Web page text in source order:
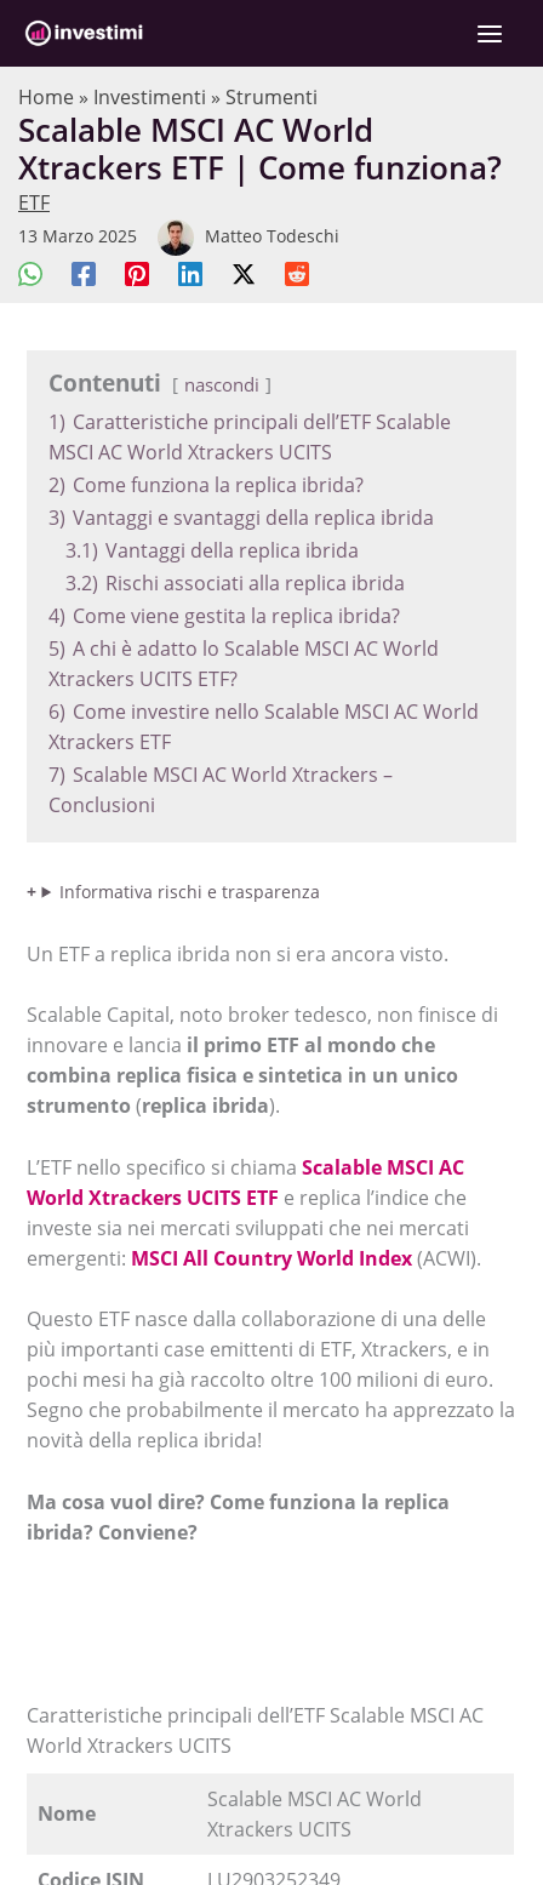
contenuto
Home » Investimenti » Strumenti
Scalable MSCI AC World
Xtrackers ETF | Come funziona?
ETF
13 Marzo 2025 Matteo Todeschi
Contenuti nascondi
1) Caratteristiche principali dell’ETF Scalable
MSCI AC World Xtrackers UCITS
2) Come funziona la replica ibrida?
3) Vantaggi e svantaggi della replica ibrida
3.1) Vantaggi della replica ibrida
3.2) Rischi associati alla replica ibrida
4) Come viene gestita la replica ibrida?
5) A chi è adatto lo Scalable MSCI AC World
Xtrackers UCITS ETF?
6) Come investire nello Scalable MSCI AC World
Xtrackers ETF
7) Scalable MSCI AC World Xtrackers –
Conclusioni
Informativa rischi e trasparenza
Un ETF a replica ibrida non si era ancora visto.
Scalable Capital, noto broker tedesco, non finisce di
innovare e lancia il primo ETF al mondo che
combina replica fisica e sintetica in un unico
strumento (replica ibrida).
L’ETF nello specifico si chiamaScalable MSCI AC
World Xtrackers UCITS ETF e replica l’indice che
investe sia nei mercati sviluppati che nei mercati
emergenti: MSCI All Country World Index(ACWI).
Questo ETF nasce dalla collaborazione di una delle
più importanti case emittenti di ETF, Xtrackers, e in
pochi mesi ha già raccolto oltre 100 milioni di euro.
Segno che probabilmente il mercato ha apprezzato la
novità della replica ibrida!
Ma cosa vuol dire? Come funziona la replica
ibrida? Conviene?
Caratteristiche principali dell’ETF Scalable MSCI AC
World Xtrackers UCITS
Nome
Scalable MSCI AC World
Xtrackers UCITS
C
r
c
a